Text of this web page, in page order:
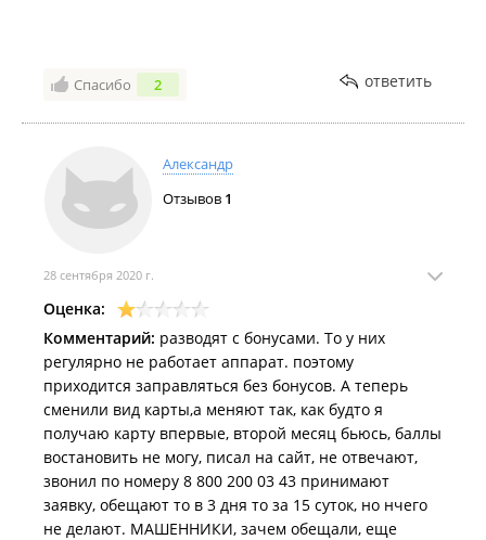
Спасибо 2 ответить
Александр
Отзывов 1
28 сентября 2020 г.
Оценка:
Комментарий: разводят с бонусами. То у них
регулярно не работает аппарат. поэтому
приходится заправляться без бонусов. А теперь
сменили вид карты,а меняют так, как будто я
получаю карту впервые, второй месяц бьюсь, баллы
востановить не могу, писал на сайт, не отвечают,
звонил по номеру 8 800 200 03 43 принимают
заявку, обещают то в 3 дня то за 15 суток, но нчего
не делают. МАШЕННИКИ, зачем обещали, еще